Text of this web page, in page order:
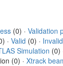
(0) · Validation
· Valid (0) · Invalid
Simulation (0)
(0) · Xtrack